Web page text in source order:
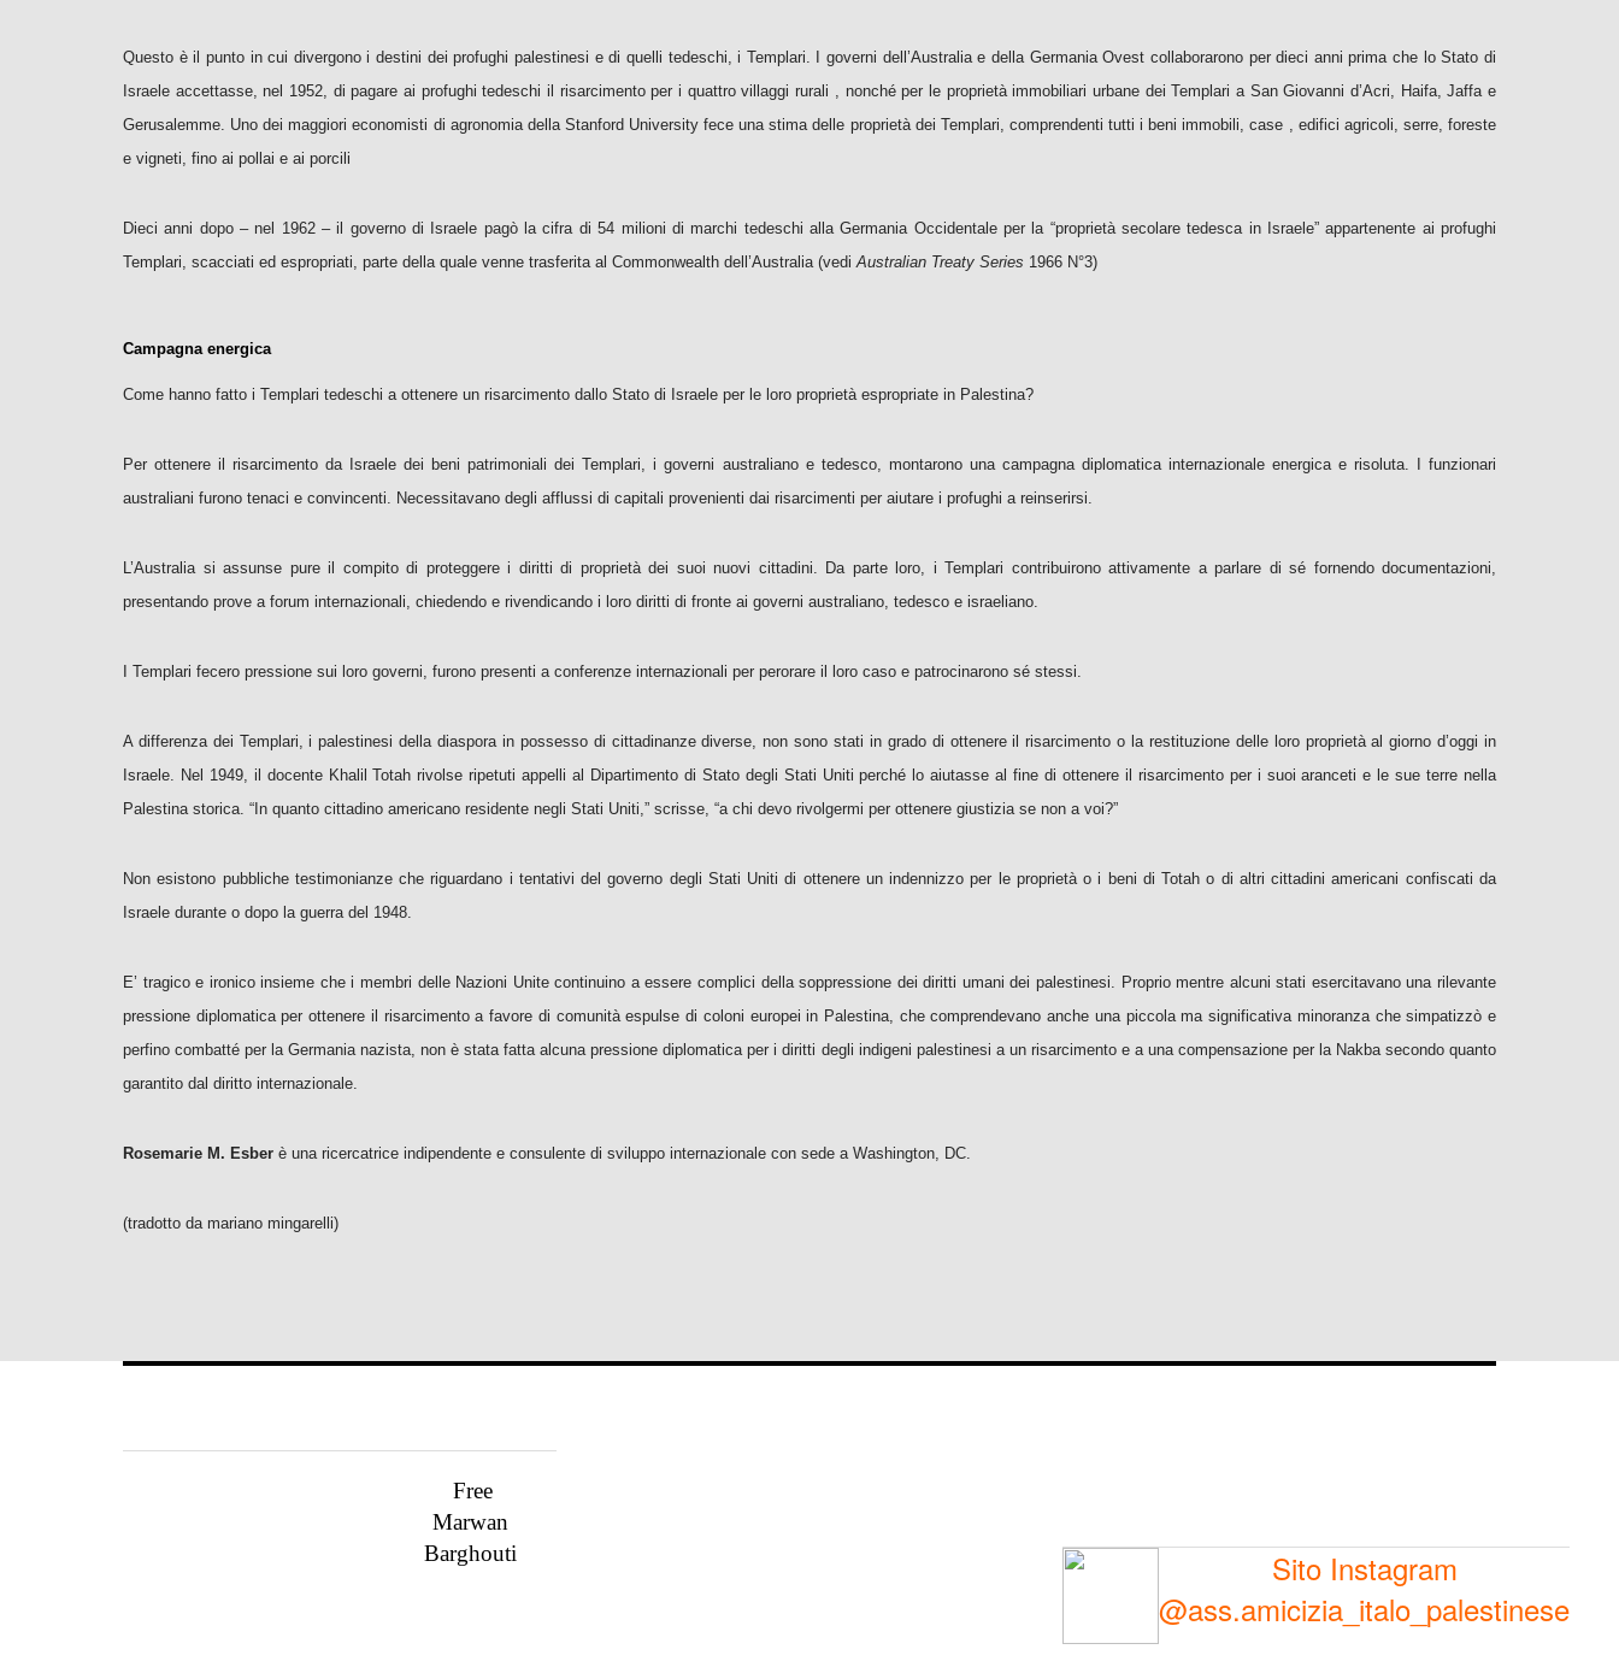
Questo è il punto in cui divergono i destini dei profughi palestinesi e di quelli tedeschi, i Templari. I governi dell’Australia e della Germania Ovest collaborarono per dieci anni prima che lo Stato di
Israele accettasse, nel 1952, di pagare ai profughi tedeschi il risarcimento per i quattro villaggi rurali , nonché per le proprietà immobiliari urbane dei Templari a San Giovanni d’Acri, Haifa, Jaffa e
Gerusalemme. Uno dei maggiori economisti di agronomia della Stanford University fece una stima delle proprietà dei Templari, comprendenti tutti i beni immobili, case , edifici agricoli, serre, foreste
e vigneti, fino ai pollai e ai porcili
Dieci anni dopo – nel 1962 – il governo di Israele pagò la cifra di 54 milioni di marchi tedeschi alla Germania Occidentale per la “proprietà secolare tedesca in Israele” appartenente ai profughi
Templari, scacciati ed espropriati, parte della quale venne trasferita al Commonwealth dell’Australia (vediAustralian Treaty Series 1966 N°3)
Campagna energica
Come hanno fatto i Templari tedeschi a ottenere un risarcimento dallo Stato di Israele per le loro proprietà espropriate in Palestina?
Per ottenere il risarcimento da Israele dei beni patrimoniali dei Templari, i governi australiano e tedesco, montarono una campagna diplomatica internazionale energica e risoluta. I funzionari
australiani furono tenaci e convincenti. Necessitavano degli afflussi di capitali provenienti dai risarcimenti per aiutare i profughi a reinserirsi.
L’Australia si assunse pure il compito di proteggere i diritti di proprietà dei suoi nuovi cittadini. Da parte loro, i Templari contribuirono attivamente a parlare di sé fornendo documentazioni,
presentando prove a forum internazionali, chiedendo e rivendicando i loro diritti di fronte ai governi australiano, tedesco e israeliano.
I Templari fecero pressione sui loro governi, furono presenti a conferenze internazionali per perorare il loro caso e patrocinarono sé stessi.
A differenza dei Templari, i palestinesi della diaspora in possesso di cittadinanze diverse, non sono stati in grado di ottenere il risarcimento o la restituzione delle loro proprietà al giorno d’oggi in
Israele. Nel 1949, il docente Khalil Totah rivolse ripetuti appelli al Dipartimento di Stato degli Stati Uniti perché lo aiutasse al fine di ottenere il risarcimento per i suoi aranceti e le sue terre nella
Palestina storica. “In quanto cittadino americano residente negli Stati Uniti,” scrisse, “a chi devo rivolgermi per ottenere giustizia se non a voi?”
Non esistono pubbliche testimonianze che riguardano i tentativi del governo degli Stati Uniti di ottenere un indennizzo per le proprietà o i beni di Totah o di altri cittadini americani confiscati da
Israele durante o dopo la guerra del 1948.
E’ tragico e ironico insieme che i membri delle Nazioni Unite continuino a essere complici della soppressione dei diritti umani dei palestinesi. Proprio mentre alcuni stati esercitavano una rilevante
pressione diplomatica per ottenere il risarcimento a favore di comunità espulse di coloni europei in Palestina, che comprendevano anche una piccola ma significativa minoranza che simpatizzò e
perfino combatté per la Germania nazista, non è stata fatta alcuna pressione diplomatica per i diritti degli indigeni palestinesi a un risarcimento e a una compensazione per la Nakba secondo quanto
garantito dal diritto internazionale.
Rosemarie M. Esber è una ricercatrice indipendente e consulente di sviluppo internazionale con sede a Washington, DC.
(tradotto da mariano mingarelli)
Free
Marwan
Barghouti
Sito Instagram
@ass.amicizia_italo_palestinese